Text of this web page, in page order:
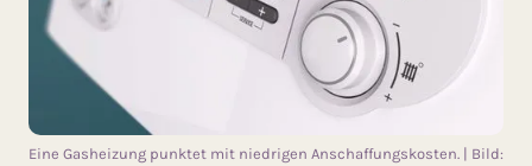
Eine Gasheizung punktet mit niedrigen Anschaffungskosten. | Bild: